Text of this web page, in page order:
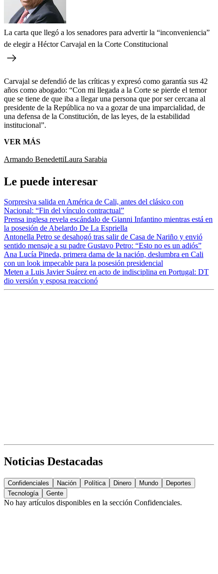
La carta que llegó a los senadores para advertir la “inconveniencia”
de elegir a Héctor Carvajal en la Corte Constitucional
Carvajal se defendió de las críticas y expresó como garantía sus 42
años como abogado: “Con mi llegada a la Corte se pierde el temor
que se tiene de que iba a llegar una persona que por ser cercana al
presidente de la República no va a gozar de una imparcialidad, de
una defensa de la Constitución, de las leyes, de la estabilidad
institucional”.
VER MÁS
Armando BenedettiLaura Sarabia
Le puede interesar
Sorpresiva salida en América de Cali, antes del clásico con
Nacional: “Fin del vínculo contractual”
Prensa inglesa revela escándalo de Gianni Infantino mientras está en
la posesión de Abelardo De La Espriella
Antonella Petro se desahogó tras salir de Casa de Nariño y envió
sentido mensaje a su padre Gustavo Petro: “Esto no es un adiós”
Ana Lucía Pineda, primera dama de la nación, deslumbra en Cali
con un look impecable para la posesión presidencial
Meten a Luis Javier Suárez en acto de indisciplina en Portugal: DT
dio versión y esposa reaccionó
Noticias Destacadas
Confidenciales Nación Política Dinero Mundo
Deportes
Tecnología
Gente
No hay artículos disponibles en la sección Confidenciales.